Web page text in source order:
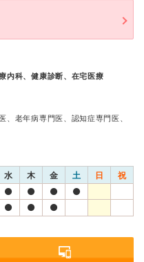
内科、健康診断、在宅医療
、老年病専門医、認知症専門医、
水 木 金 土 日 祝